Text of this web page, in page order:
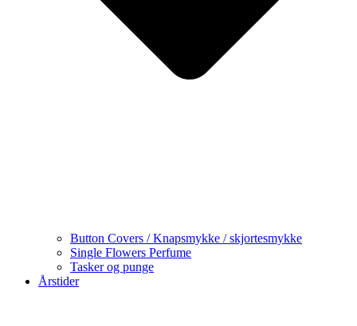
Button Covers / Knapsmykke / skjortesmykke
Single Flowers Perfume
Tasker og punge
Årstider